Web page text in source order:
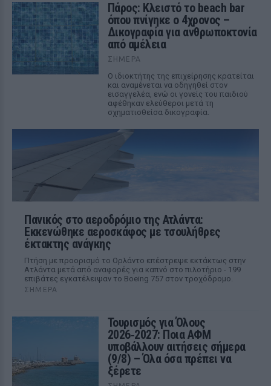
Πάρος: Κλειστό το beach bar
όπου πνίγηκε ο 4χρονος –
Δικογραφία για ανθρωποκτονία
από αμέλεια
ΣΉΜΕΡΑ
Ο ιδιοκτήτης της επιχείρησης κρατείται
και αναμένεται να οδηγηθεί στον
εισαγγελέα, ενώ οι γονείς του παιδιού
αφέθηκαν ελεύθεροι μετά τη
σχηματισθείσα δικογραφία.
Πανικός στο αεροδρόμιο της Ατλάντα:
Εκκενώθηκε αεροσκάφος με τσουλήθρες
έκτακτης ανάγκης
Πτήση με προορισμό το Ορλάντο επέστρεψε εκτάκτως στην
Ατλάντα μετά από αναφορές για καπνό στο πιλοτήριο - 199
επιβάτες εγκατέλειψαν το Boeing 757 στον τροχόδρομο.
ΣΉΜΕΡΑ
Τουρισμός για Όλους
2026‑2027: Ποια ΑΦΜ
υποβάλλουν αιτήσεις σήμερα
(9/8) – Όλα όσα πρέπει να
ξέρετε